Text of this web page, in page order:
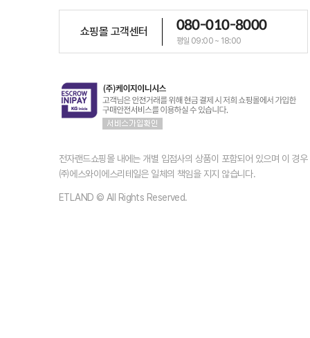
쇼핑몰 고객센터 080-010-8000
평일 09:00 ~ 18:00
전자랜드쇼핑몰 내에는 개별 입점사의 상품이 포함되어 있으며 이 경
㈜에스와이에스리테일은 일체의 책임을 지지 않습니다.
ETLAND © All Rights Reserved.